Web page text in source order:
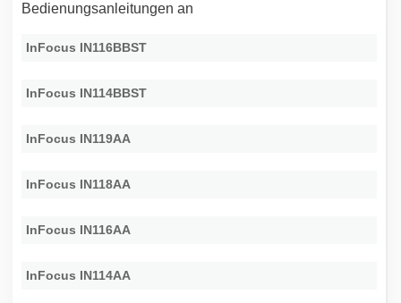
Bedienungsanleitungen an
InFocus IN116BBST
InFocus IN114BBST
InFocus IN119AA
InFocus IN118AA
InFocus IN116AA
InFocus IN114AA